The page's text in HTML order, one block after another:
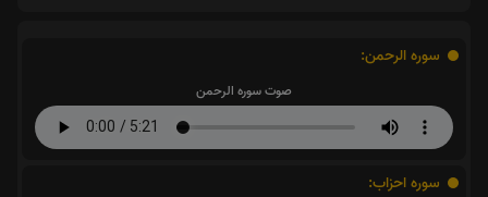
سوره الرحمن:
صوت سوره الرحمن
سوره احزاب: